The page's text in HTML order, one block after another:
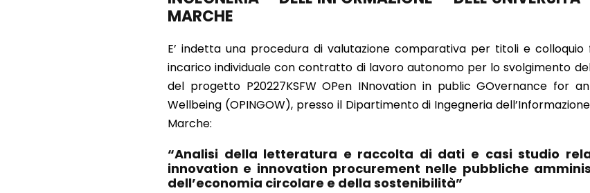
MARCHE
E’ indetta una procedura di valutazione comparativa per titoli e colloquio
incarico individuale con contratto di lavoro autonomo per lo svolgimento
del progetto P20227KSFW OPen INnovation in public GOvernance for
Wellbeing (OPINGOW), presso il Dipartimento di Ingegneria
Marche:
“Analisi della letteratura e raccolta di dati e casi studio
innovation e innovation procurement nelle pubbliche
dell’economia circolare e della sostenibilità”